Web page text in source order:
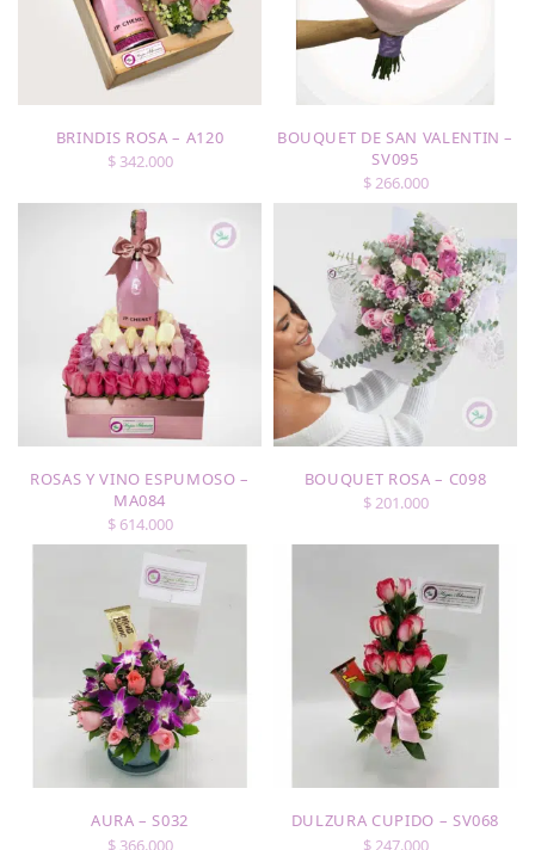
BRINDIS ROSA – A120
$342.000
BOUQUET DE SAN VALENTIN –
SV095
$266.000
ROSAS Y VINO ESPUMOSO –
MA084
$614.000
BOUQUET ROSA – C098
$201.000
AURA – S032
$366.000
DULZURA CUPIDO – SV068
$247.000